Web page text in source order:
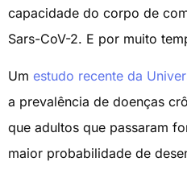
capacidade do corpo de
Sars-CoV-2. E por muito
Um estudo recente da
a prevalência de doenças
que adultos que passaram
maior probabilidade de